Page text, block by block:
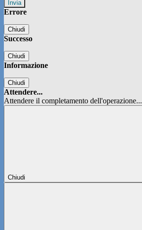
Errore
Chiudi
Successo
Chiudi
Informazione
Chiudi
Attendere...
Attendere il completamento dell'operazione...
Chiudi